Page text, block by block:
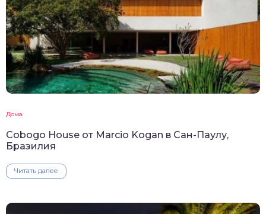
Дома
Cobogo House от Marcio Kogan в Сан-Паулу,
Бразилия
Читать далее